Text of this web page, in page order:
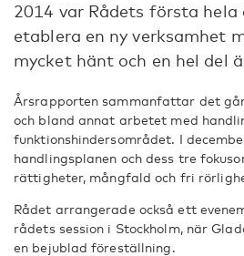
2014 var Rådets första
etablera en ny verksamhet
mycket hänt och en hel del
Årsrapporten sammanfattar det
och bland annat arbetet med
funktionshindersområdet. I
handlingsplanen och dess tre
rättigheter, mångfald och fri
Rådet arrangerade också ett
rådets session i Stockholm, när
en bejublad föreställning.